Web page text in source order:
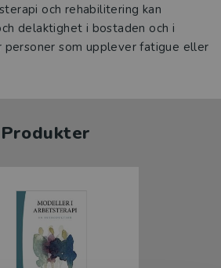
och rehabilitering kan
delaktighet i bostaden och i
personer som upplever fatigue eller
Produkter